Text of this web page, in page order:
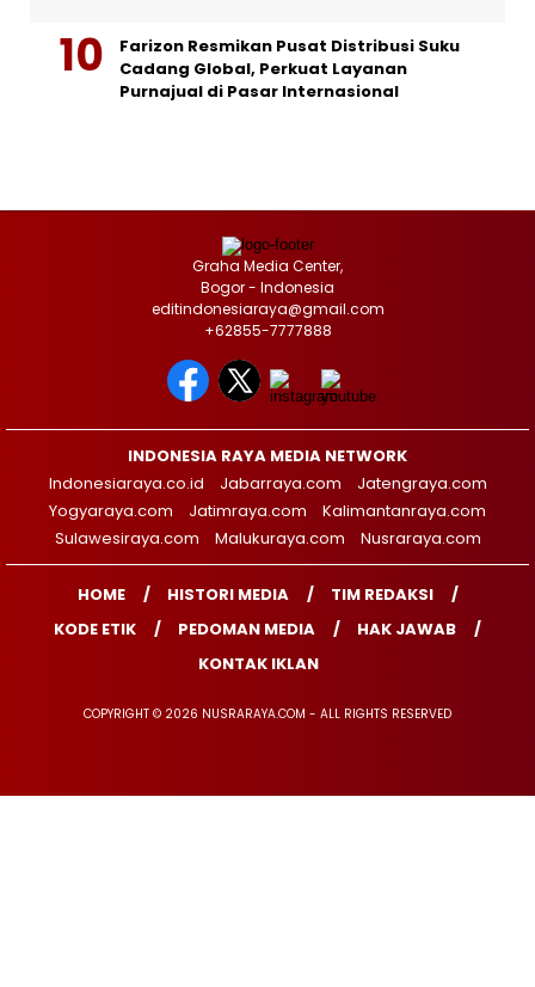
Farizon Resmikan Pusat Distribusi Suku
Cadang Global, Perkuat Layanan
Purnajual di Pasar Internasional
Graha Media Center,
Bogor - Indonesia
editindonesiaraya@gmail.com
+62855-7777888
INDONESIA RAYA MEDIA NETWORK
Indonesiaraya.co.id
Jabarraya.com
Jatengraya.com
Yogyaraya.com
Jatimraya.com
Kalimantanraya.com
Sulawesiraya.com
Malukuraya.com Nusraraya.com
HOME HISTORI MEDIA
TIM REDAKSI
KODE ETIK
PEDOMAN MEDIA
HAK JAWAB
KONTAK IKLAN
COPYRIGHT © 2026 NUSRARAYA.COM - ALL RIGHTS RESERVED